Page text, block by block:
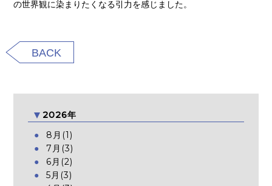
の世界観に染まりたくなる引力を感じました。
BACK
2026年
8月(1)
7月(3)
6月(2)
5月(3)